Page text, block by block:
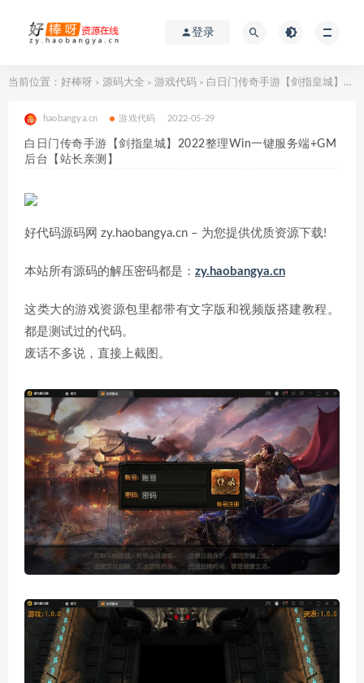
登录
当前位置： 好棒呀 > 源码大全 > 游戏代码 > 白日门传奇手游【剑指皇城】2022整理Win一键服务端+GM后台【站长亲测】
haobangya.cn 游戏代码 2022-05-29
白日门传奇手游【剑指皇城】2022整理Win一键服务端+GM
后台【站长亲测】
好代码源码网 zy.haobangya.cn – 为您提供优质资源下载!
本站所有源码的解压密码都是： zy.haobangya.cn
这类大的游戏资源包里都带有文字版和视频版搭建教程。
都是测试过的代码。
废话不多说，直接上截图。